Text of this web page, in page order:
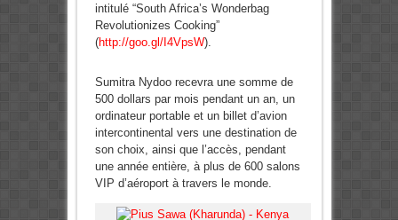
intitulé “South Africa’s Wonderbag
Revolutionizes Cooking”
(http://goo.gl/I4VpsW).
Sumitra Nydoo recevra une somme de
500 dollars par mois pendant un an, un
ordinateur portable et un billet d’avion
intercontinental vers une destination de
son choix, ainsi que l’accès, pendant
une année entière, à plus de 600 salons
VIP d’aéroport à travers le monde.